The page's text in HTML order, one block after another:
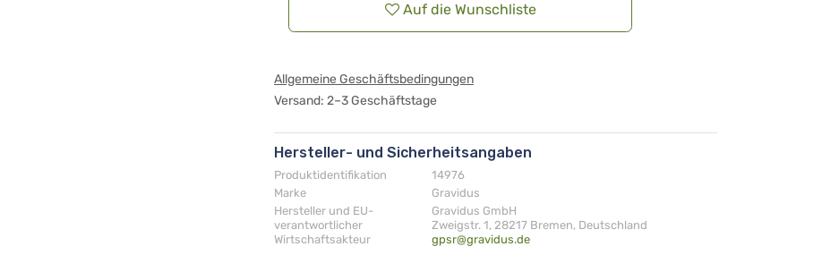
Auf die Wunschliste
Allgemeine Geschäftsbedingungen
Versand: 2–3 Geschäftstage
Hersteller- und Sicherheitsangaben
Produktidentifikation
14976
Marke
Gravidus
Hersteller und EU-
verantwortlicher
Wirtschaftsakteur
Gravidus GmbH
Zweigstr. 1, 28217 Bremen, Deutschland
gpsr@gravidus.de